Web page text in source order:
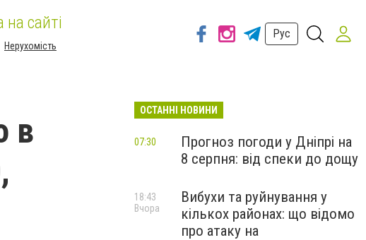
сайті
Нерухомість
Рус
в
ОСТАННІ НОВИНИ
Прогноз погоди у Дніпрі на
8 серпня: від спеки до дощу
07:30
Вибухи та руйнування у
кількох районах: що відомо
про атаку на
18:43
Вчора